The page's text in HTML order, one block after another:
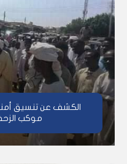
الكشف عن تنسيق
موكب